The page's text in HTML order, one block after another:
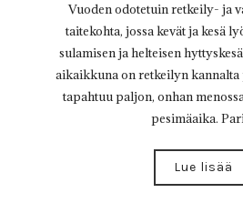
Vuoden odotetuin retkeily- ja
taitekohta, jossa kevät ja kesä
sulamisen ja helteisen
aikaikkuna on retkeilyn kannalta
tapahtuu paljon, onhan
pesimäaika.
Lue lisää